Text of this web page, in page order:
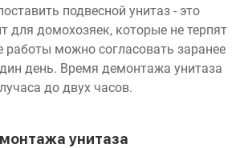
подвесной унитаз - это
для домохозяек, которые не терпят
работы можно согласовать заранее
день. Время демонтажа унитаза
до двух часов.
унитаза